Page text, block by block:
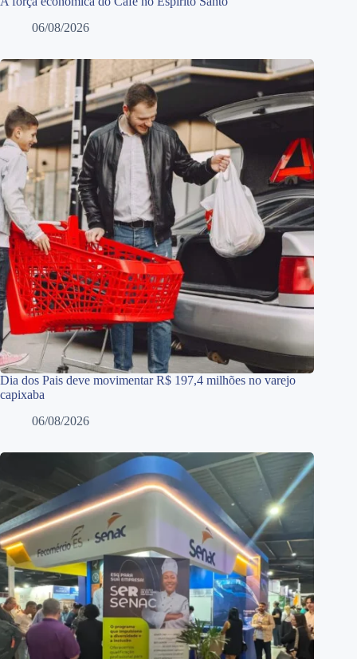
06/08/2026
Dia dos Pais deve movimentar R$ 197,4 milhões no varejo
capixaba
06/08/2026